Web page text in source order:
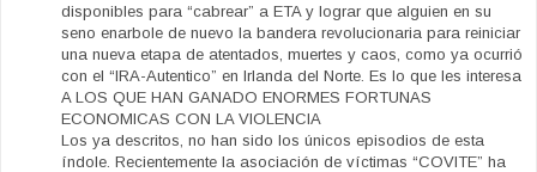
disponibles para “cabrear” a ETA y lograr que alguien en su
seno enarbole de nuevo la bandera revolucionaria para reiniciar
una nueva etapa de atentados, muertes y caos, como ya ocurrió
con el “IRA-Autentico” en Irlanda del Norte. Es lo que les interesa
A LOS QUE HAN GANADO ENORMES FORTUNAS
ECONOMICAS CON LA VIOLENCIA
Los ya descritos, no han sido los únicos episodios de esta
índole. Recientemente la asociación de víctimas “COVITE” ha